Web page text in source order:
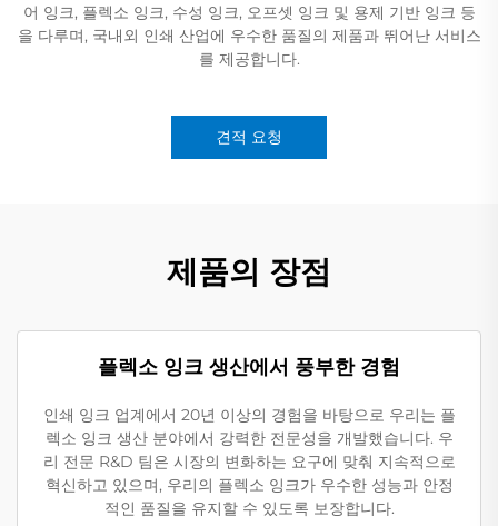
어 잉크, 플렉소 잉크, 수성 잉크, 오프셋 잉크 및 용제 기반 잉크 등
을 다루며, 국내외 인쇄 산업에 우수한 품질의 제품과 뛰어난 서비스
를 제공합니다.
견적 요청
제품의 장점
플렉소 잉크 생산에서 풍부한 경험
인쇄 잉크 업계에서 20년 이상의 경험을 바탕으로 우리는 플
렉소 잉크 생산 분야에서 강력한 전문성을 개발했습니다. 우
리 전문 R&D 팀은 시장의 변화하는 요구에 맞춰 지속적으로
혁신하고 있으며, 우리의 플렉소 잉크가 우수한 성능과 안정
적인 품질을 유지할 수 있도록 보장합니다.